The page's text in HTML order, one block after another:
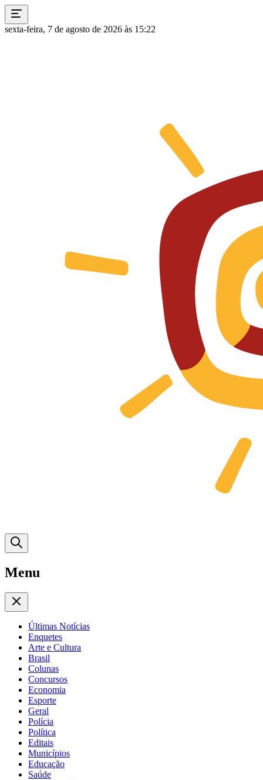
sexta-feira, 7 de agosto de 2026 às 15:22
Menu
Últimas Notícias
Enquetes
Arte e Cultura
Brasil
Colunas
Concursos
Economia
Esporte
Geral
Polícia
Política
Editais
Municípios
Educação
Saúde